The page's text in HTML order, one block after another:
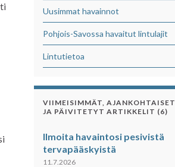
Uusimmat havainnot
Pohjois-Savossa havaitut lintulajit
Lintutietoa
VIIMEISIMMÄT, AJANKOHTAISET
JA PÄIVITETYT ARTIKKELIT (6)
Ilmoita havaintosi pesivistä
tervapääskyistä
11.7.2026